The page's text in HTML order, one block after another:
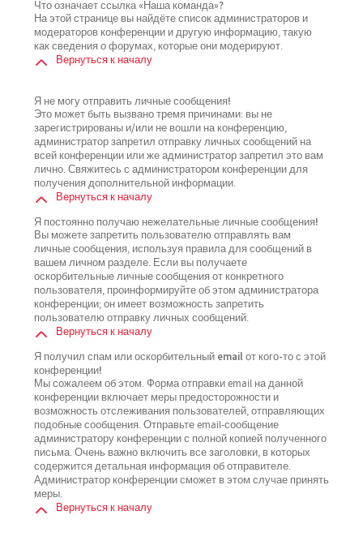
Что означает ссылка «Наша команда»?
На этой странице вы найдёте список администраторов и
модераторов конференции и другую информацию, такую
как сведения о форумах, которые они модерируют.
Вернуться к началу
Я не могу отправить личные сообщения!
Это может быть вызвано тремя причинами: вы не
зарегистрированы и/или не вошли на конференцию,
администратор запретил отправку личных сообщений на
всей конференции или же администратор запретил это вам
лично. Свяжитесь с администратором конференции для
получения дополнительной информации.
Вернуться к началу
Я постоянно получаю нежелательные личные сообщения!
Вы можете запретить пользователю отправлять вам
личные сообщения, используя правила для сообщений в
вашем личном разделе. Если вы получаете
оскорбительные личные сообщения от конкретного
пользователя, проинформируйте об этом администратора
конференции; он имеет возможность запретить
пользователю отправку личных сообщений.
Вернуться к началу
Я получил спам или оскорбительный email от кого-то с этой
конференции!
Мы сожалеем об этом. Форма отправки email на данной
конференции включает меры предосторожности и
возможность отслеживания пользователей, отправляющих
подобные сообщения. Отправьте email-сообщение
администратору конференции с полной копией полученного
письма. Очень важно включить все заголовки, в которых
содержится детальная информация об отправителе.
Администратор конференции сможет в этом случае принять
меры.
Вернуться к началу